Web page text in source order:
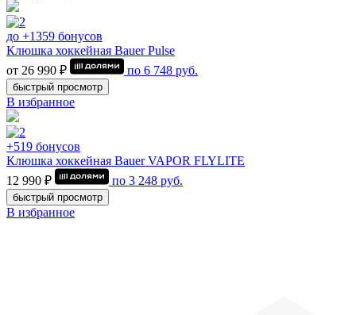
до +1359 бонусов
Клюшка хоккейная Bauer Pulse
от 26 990 ₽
по 6 748 руб.
быстрый просмотр
В избранное
+519 бонусов
Клюшка хоккейная Bauer VAPOR FLYLITE
12 990 ₽
по 3 248 руб.
быстрый просмотр
В избранное